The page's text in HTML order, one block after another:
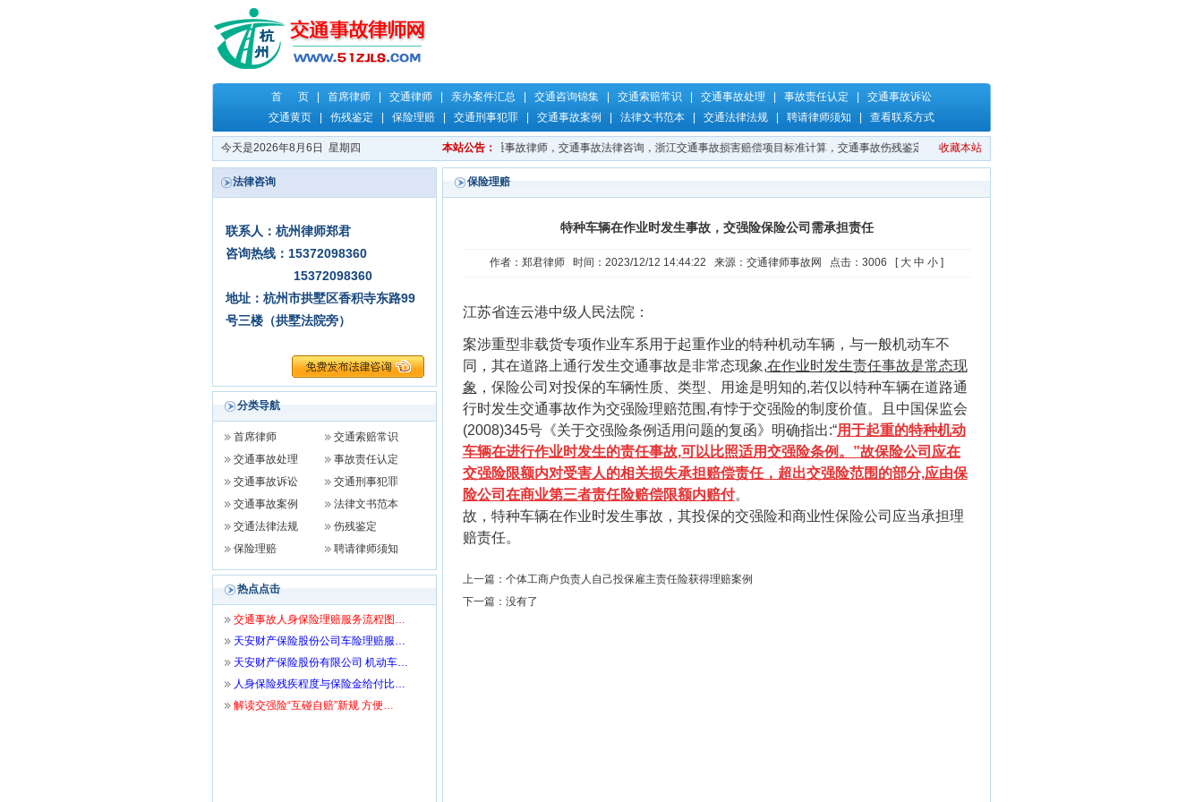
首 页 首席律师 交通律师 亲办案件汇总 交通咨询锦集 交通索赔常识 交通事故处理 事故责任认定
交通事故诉讼
交通黄页
伤残鉴定 保险理赔 交通刑事犯罪 交通事故案例 法律文书范本 交通法律法规 聘请律师须知 查看联系方式
今天是2026年8月6日 星期四 本站公告：
交通事故法律咨询平台正式上线运营 ·关键字：杭州交通事故律师，杭州律师，交通事故律师，交通事故法律咨询，浙江交通事故损害赔偿项目标准计算，交通事故伤残鉴定，交通事故保险理赔，交通事故责任认定，郑君律师
收藏本站
法律咨询
联系人：杭州律师郑君
咨询热线：15372098360
15372098360
地址：杭州市拱墅区香积寺东路99
号三楼（拱墅法院旁）
分类导航
首席律师
交通索赔常识
交通事故处理
事故责任认定
交通事故诉讼
交通刑事犯罪
交通事故案例
法律文书范本
交通法律法规
伤残鉴定
保险理赔
聘请律师须知
热点点击
交通事故人身保险理赔服务流程图…
天安财产保险股份公司车险理赔服…
天安财产保险股份有限公司 机动车…
人身保险残疾程度与保险金给付比…
解读交强险“互碰自赔”新规 方便…
保险理赔
特种车辆在作业时发生事故，交强险保险公司需承担责任
作者：郑君律师 时间：2023/12/12 14:44:22 来源：交通律师事故网 点击：3006 [ 大 中 小 ]
江苏省连云港中级人民法院：
案涉重型非载货专项作业车系用于起重作业的特种机动车辆，与一般机动车不
同，其在道路上通行发生交通事故是非常态现象,在作业时发生责任事故是常态现
象 ，保险公司对投保的车辆性质、类型、用途是明知的,若仅以特种车辆在道路通
行时发生交通事故作为交强险理赔范围,有悖于交强险的制度价值。且中国保监会
(2008)345号《关于交强险条例适用问题的复函》明确指出:“用于起重的特种机动
车辆在进行作业时发生的责任事故,可以比照适用交强险条例。”故保险公司应在
交强险限额内对受害人的相关损失承担赔偿责任，超出交强险范围的部分,应由保
险公司在商业第三者责任险赔偿限额内赔付。
故，特种车辆在作业时发生事故，其投保的交强险和商业性保险公司应当承担理
赔责任。
上一篇： 个体工商户负责人自己投保雇主责任险获得理赔案例
下一篇：没有了